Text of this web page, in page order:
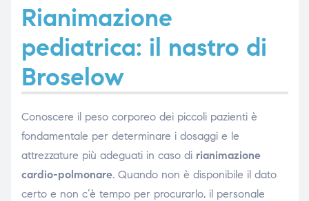
Rianimazione
pediatrica: il nastro di
Broselow
Conoscere il peso corporeo dei piccoli pazienti è
fondamentale per determinare i dosaggi e le
attrezzature più adeguati in caso di rianimazione
cardio-polmonare. Quando non è disponibile il dato
certo e non c’è tempo per procurarlo, il personale
di